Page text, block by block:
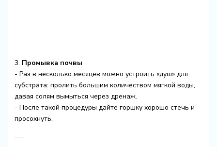
3. Промывка почвы
- Раз в несколько месяцев можно устроить «душ» для
субстрата: пролить большим количеством мягкой воды,
давая солям вымыться через дренаж.
- После такой процедуры дайте горшку хорошо стечь и
просохнуть.
---